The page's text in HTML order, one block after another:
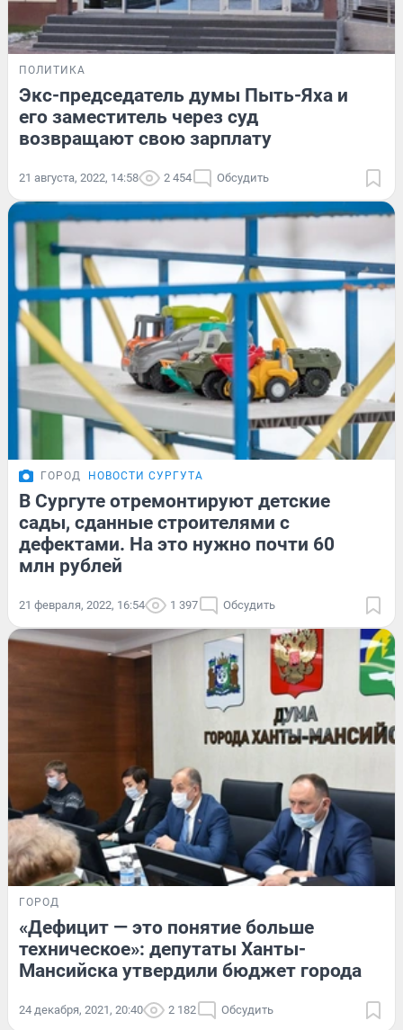
ПОЛИТИКА
Экс-председатель думы Пыть-Яха и
его заместитель через суд
возвращают свою зарплату
21 августа, 2022, 14:58 2 454 Обсудить
ГОРОД НОВОСТИ СУРГУТА
В Сургуте отремонтируют детские
сады, сданные строителями с
дефектами. На это нужно почти 60
млн рублей
21 февраля, 2022, 16:54 1 397 Обсудить
ГОРОД
«Дефицит — это понятие больше
техническое»: депутаты Ханты-
Мансийска утвердили бюджет города
24 декабря, 2021, 20:40 2 182 Обсудить